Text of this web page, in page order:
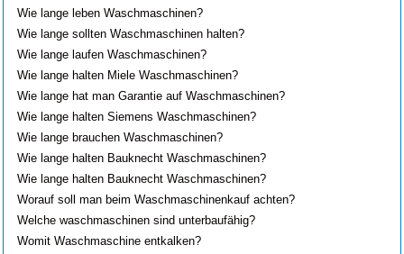
Wie lange leben Waschmaschinen?
Wie lange sollten Waschmaschinen halten?
Wie lange laufen Waschmaschinen?
Wie lange halten Miele Waschmaschinen?
Wie lange hat man Garantie auf Waschmaschinen?
Wie lange halten Siemens Waschmaschinen?
Wie lange brauchen Waschmaschinen?
Wie lange halten Bauknecht Waschmaschinen?
Wie lange halten Bauknecht Waschmaschinen?
Worauf soll man beim Waschmaschinenkauf achten?
Welche waschmaschinen sind unterbaufähig?
Womit Waschmaschine entkalken?